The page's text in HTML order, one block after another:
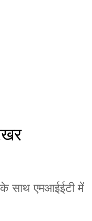
के साथ एमआईईटी में